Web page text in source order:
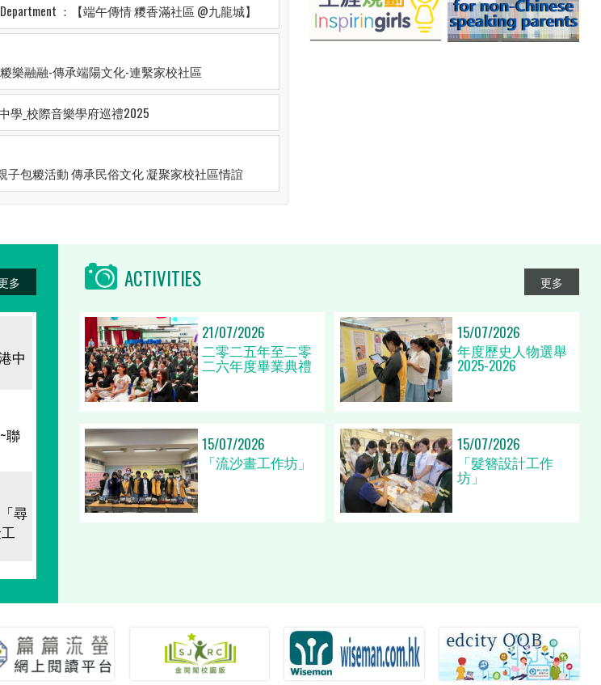
：【端午傳情 糭香滿社區 @九龍城】
樂融融-傳承端陽文化-連繫家校社區
學_校際音樂學府巡禮2025
子包糉活動 傳承民俗文化 凝聚家校社區情誼
多
中
聯
尋
更多
ACTIVITIES
21/07/2026
二零二五年至二零
二六年度畢業典禮
15/07/2026
年度歷史人物選舉
2025-2026
15/07/2026
「流沙畫工作坊」
15/07/2026
「髮簪設計工作
坊」